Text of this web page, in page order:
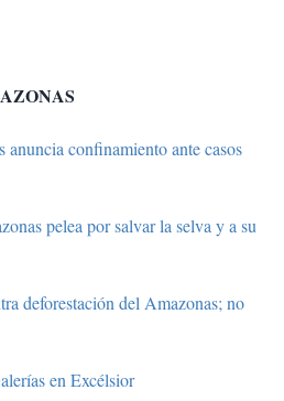
anuncia confinamiento ante casos
pelea por salvar la selva y a su
deforestación del Amazonas; no